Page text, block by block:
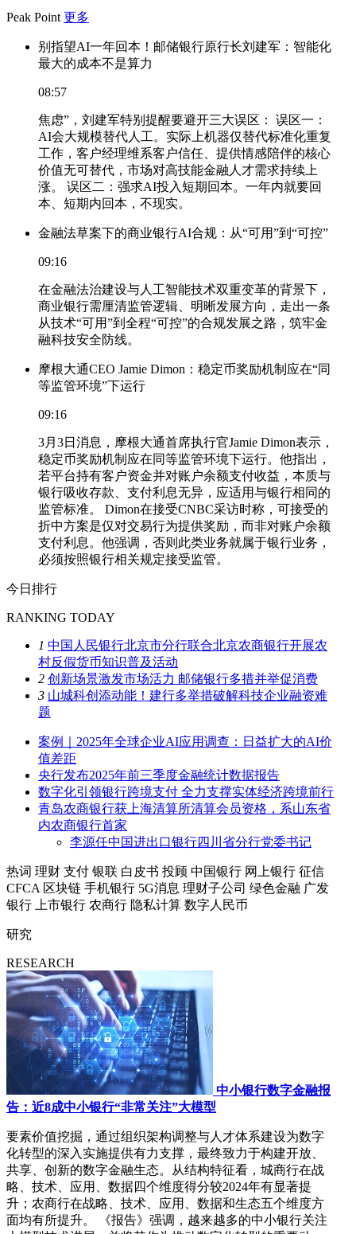
Peak Point 更多
别指望AI一年回本！邮储银行原行长刘建军：智能化
最大的成本不是算力
08:57
焦虑”，刘建军特别提醒要避开三大误区： 误区一：
AI会大规模替代人工。实际上机器仅替代标准化重复
工作，客户经理维系客户信任、提供情感陪伴的核心
价值无可替代，市场对高技能金融人才需求持续上
涨。 误区二：强求AI投入短期回本。一年内就要回
本、短期内回本，不现实。
金融法草案下的商业银行AI合规：从“可用”到“可控”
09:16
在金融法治建设与人工智能技术双重变革的背景下，
商业银行需厘清监管逻辑、明晰发展方向，走出一条
从技术“可用”到全程“可控”的合规发展之路，筑牢金
融科技安全防线。
摩根大通CEO Jamie Dimon：稳定币奖励机制应在“同
等监管环境”下运行
09:16
3月3日消息，摩根大通首席执行官Jamie Dimon表示，
稳定币奖励机制应在同等监管环境下运行。他指出，
若平台持有客户资金并对账户余额支付收益，本质与
银行吸收存款、支付利息无异，应适用与银行相同的
监管标准。 Dimon在接受CNBC采访时称，可接受的
折中方案是仅对交易行为提供奖励，而非对账户余额
支付利息。他强调，否则此类业务就属于银行业务，
必须按照银行相关规定接受监管。
今日排行
RANKING TODAY
1 中国人民银行北京市分行联合北京农商银行开展农
村反假货币知识普及活动
2 创新场景激发市场活力 邮储银行多措并举促消费
3 山城科创添动能！建行多举措破解科技企业融资难
题
案例｜2025年全球企业AI应用调查：日益扩大的AI价
值差距
央行发布2025年前三季度金融统计数据报告
数字化引领银行跨境支付 全力支撑实体经济跨境前行
青岛农商银行获上海清算所清算会员资格，系山东省
内农商银行首家
李源任中国进出口银行四川省分行党委书记
热词 理财 支付 银联 白皮书 投顾 中国银行 网上银行 征信
CFCA 区块链 手机银行 5G消息 理财子公司 绿色金融 广发
银行
上市银行 农商行 隐私计算 数字人民币
研究
RESEARCH
中小银行数字金融报
告：近8成中小银行“非常关注”大模型
要素价值挖掘，通过组织架构调整与人才体系建设为数字
化转型的深入实施提供有力支撑，最终致力于构建开放、
共享、创新的数字金融生态。从结构特征看，城商行在战
略、技术、应用、数据四个维度得分较2024年有显著提
升；农商行在战略、技术、应用、数据和生态五个维度方
面均有所提升。 《报告》强调，越来越多的中小银行关注